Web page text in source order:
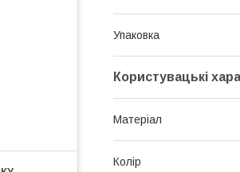
Упаковка
Користувацькі
Матеріал
Колір